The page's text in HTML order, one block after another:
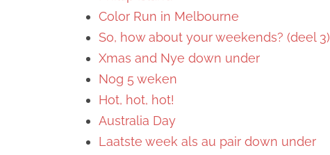
Color Run in Melbourne
So, how about your weekends? (deel 3)
Xmas and Nye down under
Nog 5 weken
Hot, hot, hot!
Australia Day
Laatste week als au pair down under